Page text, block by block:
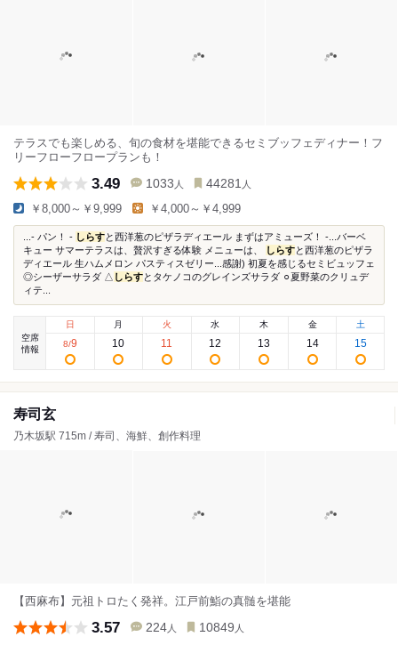
テラスでも楽しめる、旬の食材を堪能できるセミブッフェディナー！フ
リーフローフロープランも！
3.49 1033 人 44281 人
￥8,000～￥9,999 ￥4,000～￥4,999
...- パン！ - しらすと西洋葱のピザラディエール まずはアミューズ！ -...バーベ
キュー サマーテラスは、贅沢すぎる体験 メニューは、
しらすと西洋葱のピザラ
ディエール 生ハムメロン パスティスゼリー...感謝) 初夏を感じるセミビュッフェ
◎シーザーサラダ △ しらすとタケノコのグレインズサラダ ⚪︎夏野菜のクリュデ
ィテ...
空席
情報
日
8/9
月
10
火
11
水
12
木
13
金
14
土
15
寿司玄
乃木坂駅 715m / 寿司、海鮮、創作料理
【西麻布】元祖トロたく発祥。江戸前鮨の真髄を堪能
3.57 224 人 10849 人